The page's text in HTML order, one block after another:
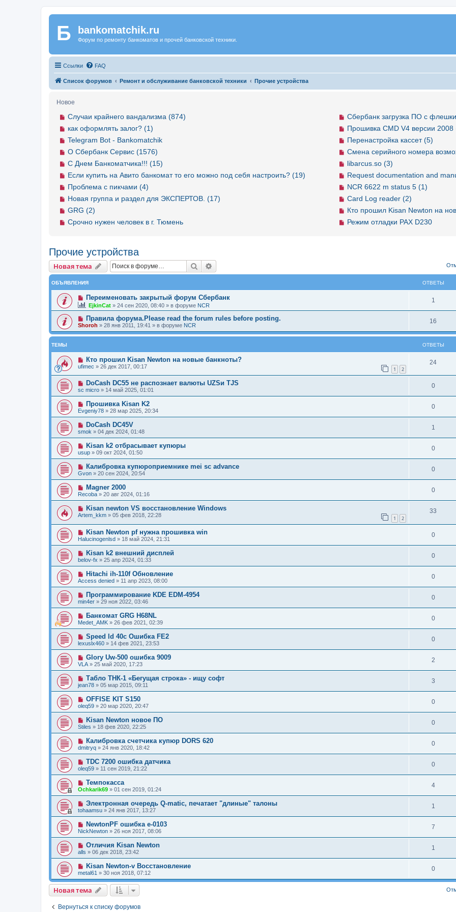
Регистрация
Б bankomatchik.ru
Форум по ремонту банкоматов и прочей банковской техники.
Ссылки FAQ
Список форумов Ремонт и обслуживание банковской техники Прочие устройства
Новое
Сбербанк загрузка ПО с
Прошивка CMD V4 версии 2008
Перенастройка кассет (5)
Смена серийного номера
libarcus.so (3)
Request documentation and
NCR 6622 m status 5 (1)
Card Log reader (2)
Кто прошил Kisan Newton на
Режим отладки PAX D230
Случаи крайнего вандализма (874)
как оформлять залог? (1)
Telegram Bot - Bankomatchik
О Сбербанк Сервис (1576)
С Днем Банкоматчика!!! (15)
Если купить на Авито банкомат то его можно под себя настроить? (19)
Проблема с пикчами (4)
Новая группа и раздел для ЭКСПЕРТОВ. (17)
GRG (2)
Срочно нужен человек в г. Тюмень
Прочие устройства
Новая тема
Новаятема Поиск
ОБЪЯВЛЕНИЯ ОТВЕТЫ
Переименовать закрытый форум Сбербанк
EjkinCat » 24 сен 2020, 08:40 » в форуме NCR
1
Правила форума.Please read the forum rules before posting.
Shoroh » 28 янв 2011, 19:41 » в форуме NCR
16
ТЕМЫ ОТВЕТЫ
Кто прошил Kisan Newton на новые банкноты?
ufimec » 26 дек 2017, 00:17 1 2
24
DoCash DC55 не распознает валюты UZSи TJS
sc micro » 14 май 2025, 01:01
0
Прошивка Kisan K2
Evgeniy78 » 28 мар 2025, 20:34
0
DoCash DC45V
smok » 04 дек 2024, 01:48
1
Kisan k2 отбрасывает купюры
usup » 09 окт 2024, 01:50
0
Калибровка купюроприемнике mei sc advance
Gvon » 20 сен 2024, 20:54
0
Magner 2000
Recoba » 20 авг 2024, 01:16
0
Kisan newton VS восстановление Windows
Artem_kkm » 05 фев 2018, 22:28 1 2
33
Kisan Newton pf нужна прошивка win
Halucinogenlsd » 18 май 2024, 21:31
0
Kisan k2 внешний дисплей
belov-fx » 25 апр 2024, 01:33
0
Hitachi ih-110f Обновление
Access denied » 11 апр 2023, 08:00
0
Программирование KDE EDM-4954
min4er » 29 ноя 2022, 03:46
0
Банкомат GRG H68NL
Medet_AMK » 26 фев 2021, 02:39
0
Speed ld 40c Ошибка FE2
lexuslx460 » 14 фев 2021, 23:53
0
Glory Uw-500 ошибка 9009
VLA » 25 май 2020, 17:23
2
Табло ТНК-1 «Бегущая строка» - ищу софт
jean78 » 05 мар 2015, 09:11
3
OFFISE KIT S150
oleq59 » 20 мар 2020, 20:47
0
Kisan Newton новое ПО
Stiles » 18 фев 2020, 22:25
0
Калибровка счетчика купюр DORS 620
dmitryq » 24 янв 2020, 18:42
0
TDC 7200 ошибка датчика
oleq59 » 11 сен 2019, 21:22
0
Темпокасса
Ochkarik69 » 01 сен 2019, 01:24
4
Электронная очередь Q-matic, печатает "длиные" талоны
tohaamsu » 24 янв 2017, 13:27
1
NewtonPF ошибка e-0103
NickNewton » 26 ноя 2017, 08:06
7
Отличия Kisan Newton
alls » 06 дек 2018, 23:42
1
Kisan Newton-v Восстановление
metal61 » 30 ноя 2018, 07:12
0
Новая тема
Новаятема
Вернуться к списку форумов